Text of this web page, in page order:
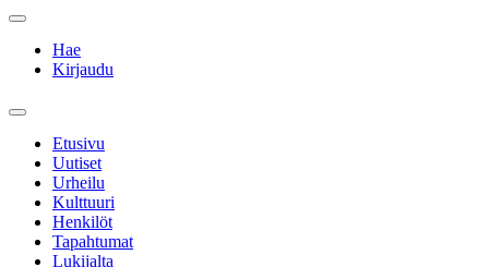
Hae
Kirjaudu
Etusivu
Uutiset
Urheilu
Kulttuuri
Henkilöt
Tapahtumat
Lukijalta